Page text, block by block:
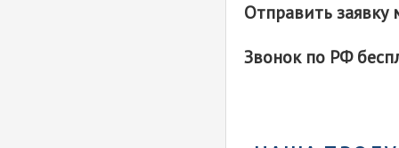
Отправить
Звонок по РФ